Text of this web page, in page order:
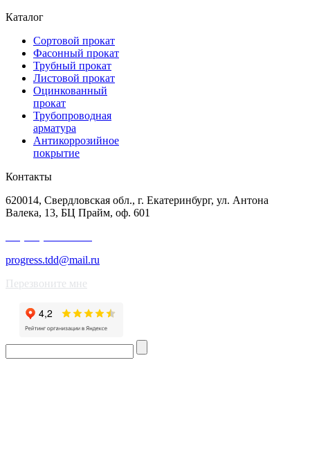
Каталог
Сортовой прокат
Фасонный прокат
Трубный прокат
Листовой прокат
Оцинкованный
прокат
Трубопроводная
арматура
Антикоррозийное
покрытие
Контакты
620014, Свердловская обл., г. Екатеринбург, ул. Антона
Валека, 13, БЦ Прайм, оф. 601
progress.tdd@mail.ru
Перезвоните мне